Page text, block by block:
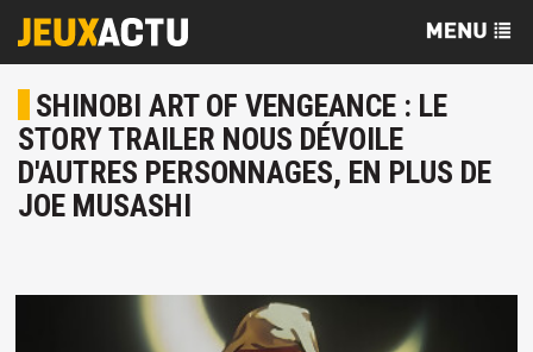
SHINOBI ART OF VENGEANCE : LE
STORY TRAILER NOUS DÉVOILE
D'AUTRES PERSONNAGES, EN PLUS DE
JOE MUSASHI